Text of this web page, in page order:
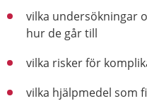
vilka undersökningar
hur de går till
vilka risker för
vilka hjälpmedel som